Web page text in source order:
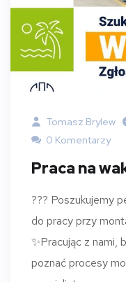
Tomasz Brylew
0 Komentarzy
Praca na
??? Poszukujemy
do pracy przy
✨Pracując z nami,
poznać procesy